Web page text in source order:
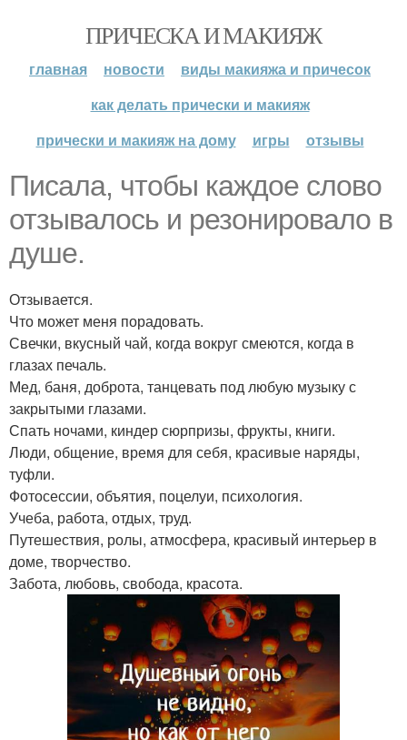
ПРИЧЕСКА И МАКИЯЖ
главная новости
виды макияжа и причесок
как делать прически и макияж
прически и макияж на дому
игры отзывы
Писала, чтобы каждое слово
отзывалось и резонировало в
душе.
Отзывается.
Что может меня порадовать.
Свечки, вкусный чай, когда вокруг смеются, когда в
глазах печаль.
Мед, баня, доброта, танцевать под любую музыку с
закрытыми глазами.
Спать ночами, киндер сюрпризы, фрукты, книги.
Люди, общение, время для себя, красивые наряды,
туфли.
Фотосессии, объятия, поцелуи, психология.
Учеба, работа, отдых, труд.
Путешествия, ролы, атмосфера, красивый интерьер в
доме, творчество.
Забота, любовь, свобода, красота.